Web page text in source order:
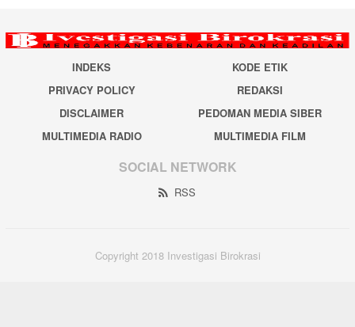
INDEKS
KODE ETIK
PRIVACY POLICY
REDAKSI
DISCLAIMER
PEDOMAN MEDIA SIBER
MULTIMEDIA RADIO
MULTIMEDIA FILM
SOCIAL NETWORK
RSS
Copyright 2018 Investigasi Birokrasi